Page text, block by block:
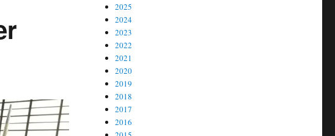
2025
2024
2023
2022
2021
2020
2019
2018
2017
2016